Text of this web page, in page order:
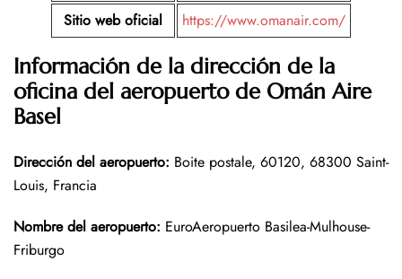
Sitio web oficial
https://www.omanair.com/
Información de la dirección de la
oficina del aeropuerto de Omán Aire
Basel
Dirección del aeropuerto: Boite postale, 60120, 68300 Saint-
Louis, Francia
Nombre del aeropuerto: EuroAeropuerto Basilea-Mulhouse-
Friburgo